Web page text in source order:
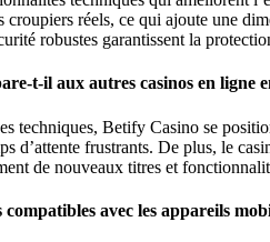
croupiers réels, ce qui ajoute une
robustes garantissent la
t-il aux autres casinos en ligne
techniques, Betify Casino se
d’attente frustrants. De plus, le
de nouveaux titres et
avec les appareils